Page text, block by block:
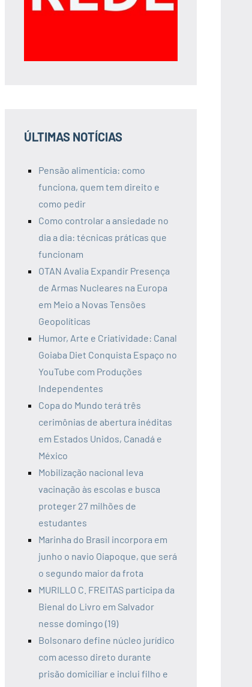
ÚLTIMAS NOTÍCIAS
Pensão alimentícia: como
funciona, quem tem direito e
como pedir
Como controlar a ansiedade no
dia a dia: técnicas práticas que
funcionam
OTAN Avalia Expandir Presença
de Armas Nucleares na Europa
em Meio a Novas Tensões
Geopolíticas
Humor, Arte e Criatividade: Canal
Goiaba Diet Conquista Espaço no
YouTube com Produções
Independentes
Copa do Mundo terá três
cerimônias de abertura inéditas
em Estados Unidos, Canadá e
México
Mobilização nacional leva
vacinação às escolas e busca
proteger 27 milhões de
estudantes
Marinha do Brasil incorpora em
junho o navio Oiapoque, que será
o segundo maior da frota
MURILLO C. FREITAS participa da
Bienal do Livro em Salvador
nesse domingo (19)
Bolsonaro define núcleo jurídico
com acesso direto durante
prisão domiciliar e inclui filho e